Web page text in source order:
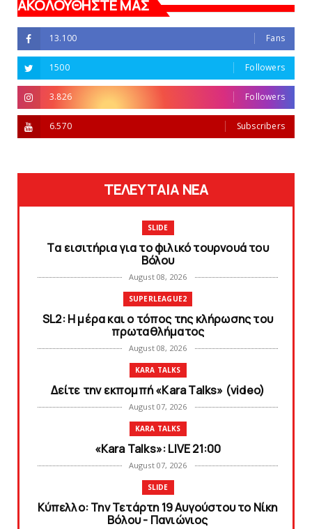
ΑΚΟΛΟΥΘΗΣΤΕ ΜΑΣ
13.100 Fans
1500 Followers
3.826 Followers
6.570 Subscribers
ΤΕΛΕΥΤΑΙΑ ΝΕΑ
SLIDE
Tα εισιτήρια για το φιλικό τουρνουά του
Bόλου
August 08, 2026
SUPERLEAGUE2
SL2: Η μέρα και ο τόπος της κλήρωσης του
πρωταθλήματος
August 08, 2026
KARA TALKS
Δείτε την εκπομπή «Kara Talks» (video)
August 07, 2026
KARA TALKS
«Kara Talks»: LIVE 21:00
August 07, 2026
SLIDE
Κύπελλο: Την Τετάρτη 19 Αυγούστου το Νίκη
Βόλου - Πανιώνιος